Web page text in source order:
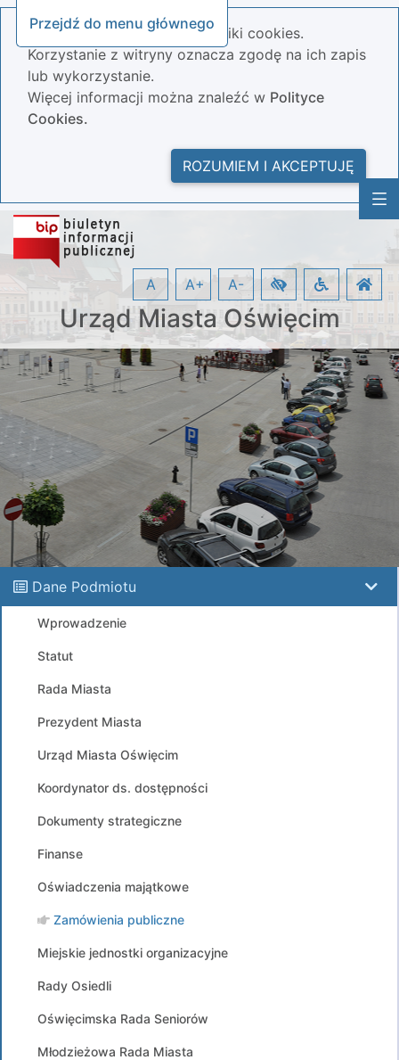
Przejdź do menu głównego
Nasza strona wykorzystuje pliki cookies.
Korzystanie z witryny oznacza zgodę na ich zapis
lub wykorzystanie.
Więcej informacji można znaleźć w Polityce
Cookies.
ROZUMIEM I AKCEPTUJĘ
Urząd Miasta Oświęcim
A A+ A-
Dane Podmiotu
Wprowadzenie
Statut
Rada Miasta
Prezydent Miasta
Urząd Miasta Oświęcim
Koordynator ds. dostępności
Dokumenty strategiczne
Finanse
Oświadczenia majątkowe
Zamówienia publiczne
Miejskie jednostki organizacyjne
Rady Osiedli
Oświęcimska Rada Seniorów
Młodzieżowa Rada Miasta